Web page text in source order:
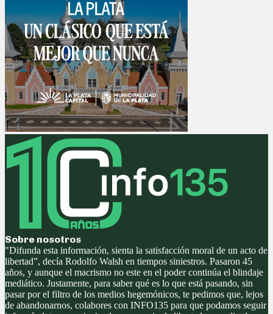
Sobre nosotros
"Difunda esta información, sienta la satisfacción moral de un acto de
libertad”, decía Rodolfo Walsh en tiempos siniestros. Pasaron 45
años, y aunque el macrismo no este en el poder continúa el blindaje
mediático. Justamente, para saber qué es lo que está pasando, sin
pasar por el filtro de los medios hegemónicos, te pedimos que, lejos
de abandonarnos, colabores con INFO135 para que podamos seguir